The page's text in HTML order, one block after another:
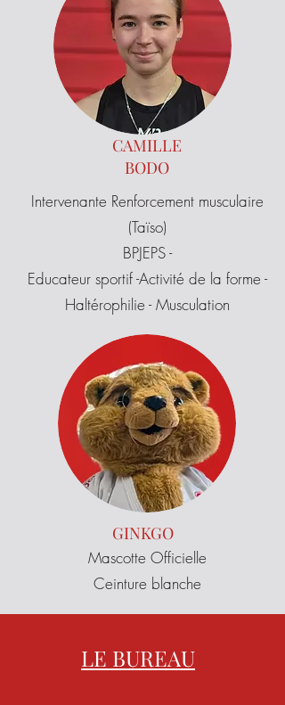
CAMILLE
BODO
Intervenante Renforcement musculaire
(Taïso)
BPJEPS -
Educateur sportif -Activité de la forme -
Haltérophilie - Musculation
GINKGO
Mascotte Officielle
Ceinture blanche​
LE BUREAU